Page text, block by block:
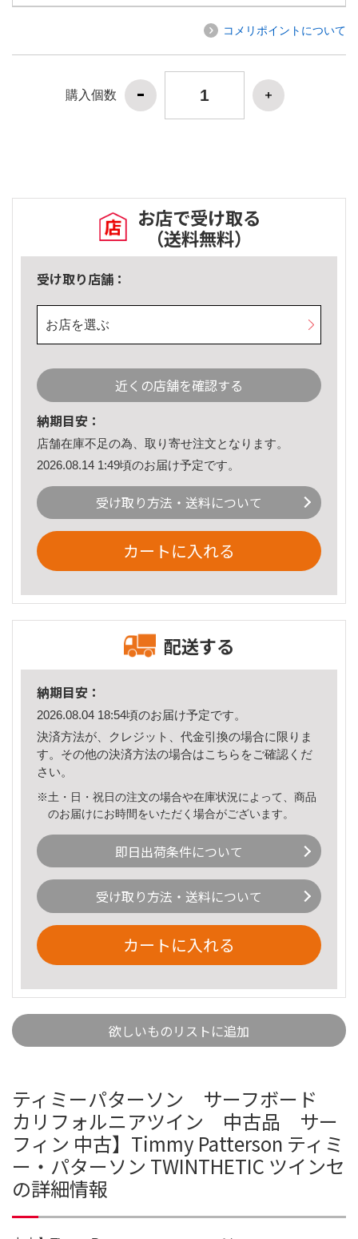
コメリポイントについて
購入個数
お店で受け取る
（送料無料）
受け取り店舗：
お店を選ぶ
近くの店舗を確認する
納期目安：
店舗在庫不足の為、取り寄せ注文となります。
2026.08.14 1:49頃のお届け予定です。
受け取り方法・送料について
カートに入れる
配送する
納期目安：
2026.08.04 18:54頃のお届け予定です。
決済方法が、クレジット、代金引換の場合に限りま
す。その他の決済方法の場合はこちら をご確認くだ
さい。
※土・日・祝日の注文の場合や在庫状況によって、商品
のお届けにお時間をいただく場合がございます。
即日出荷条件について
受け取り方法・送料について
カートに入れる
欲しいものリストに追加
ティミーパターソン サーフボード
カリフォルニアツイン 中古品 サー
フィン 中古】Timmy Patterson ティミ
ー・パターソン TWINTHETIC ツインセ
の詳細情報